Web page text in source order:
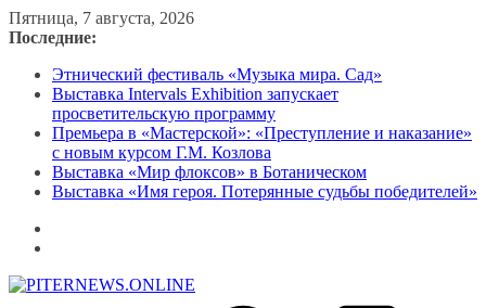
Перейти
к
Пятница, 7 августа, 2026
Последние:
Этнический фестиваль «Музыка мира. Сад»
Выставка Intervals Exhibition запускает
просветительскую программу
Премьера в «Мастерской»: «Преступление и наказание»
с новым курсом Г.М. Козлова
Выставка «Мир флоксов» в Ботаническом
Выставка «Имя героя. Потерянные судьбы победителей»